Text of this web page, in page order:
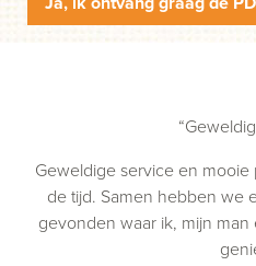
Geweldige service en
de tijd. Samen hebben we
gevonden waar ik, mijn